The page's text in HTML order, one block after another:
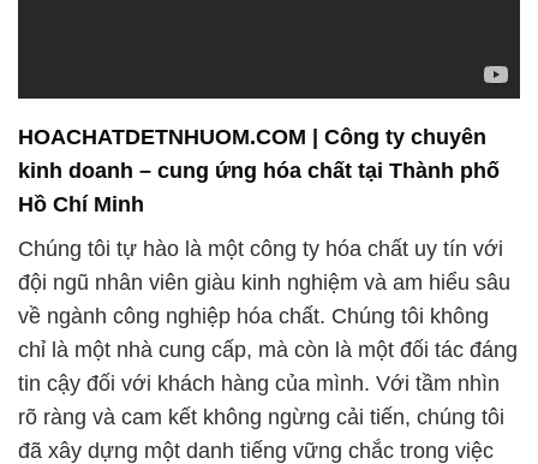
HOACHATDETNHUOM.COM | Công ty chuyên
kinh doanh – cung ứng hóa chất tại Thành phố
Hồ Chí Minh
Chúng tôi tự hào là một công ty hóa chất uy tín với
đội ngũ nhân viên giàu kinh nghiệm và am hiểu sâu
về ngành công nghiệp hóa chất. Chúng tôi không
chỉ là một nhà cung cấp, mà còn là một đối tác đáng
tin cậy đối với khách hàng của mình. Với tầm nhìn
rõ ràng và cam kết không ngừng cải tiến, chúng tôi
đã xây dựng một danh tiếng vững chắc trong việc